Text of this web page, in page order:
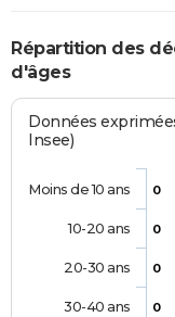
Répartition des
d'âges
Données
Insee)
0
0
0
0
Moins de 10 ans
10-20 ans
20-30 ans
30-40 ans